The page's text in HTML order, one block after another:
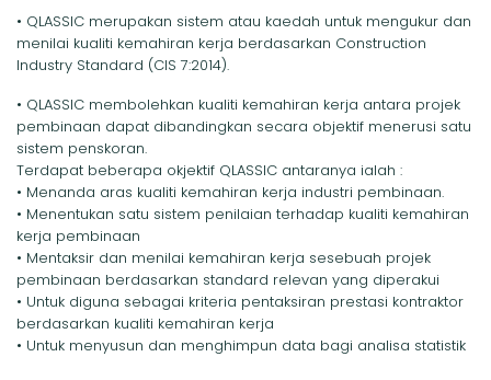
• QLASSIC merupakan sistem atau kaedah untuk mengukur dan
menilai kualiti kemahiran kerja berdasarkan Construction
Industry Standard (CIS 7:2014).
• QLASSIC membolehkan kualiti kemahiran kerja antara projek
pembinaan dapat dibandingkan secara objektif menerusi satu
sistem penskoran.
Terdapat beberapa okjektif QLASSIC antaranya ialah :
• Menanda aras kualiti kemahiran kerja industri pembinaan.
• Menentukan satu sistem penilaian terhadap kualiti kemahiran
kerja pembinaan
• Mentaksir dan menilai kemahiran kerja sesebuah projek
pembinaan berdasarkan standard relevan yang diperakui
• Untuk diguna sebagai kriteria pentaksiran prestasi kontraktor
berdasarkan kualiti kemahiran kerja
• Untuk menyusun dan menghimpun data bagi analisa statistik